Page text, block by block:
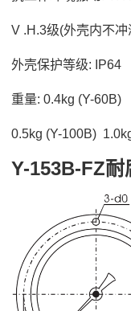
V .H.3级(外壳内不冲
外壳保护等级: IP64
重量: 0.4kg (Y-60B)
0.5kg (Y-100B)
Y-153B-FZ